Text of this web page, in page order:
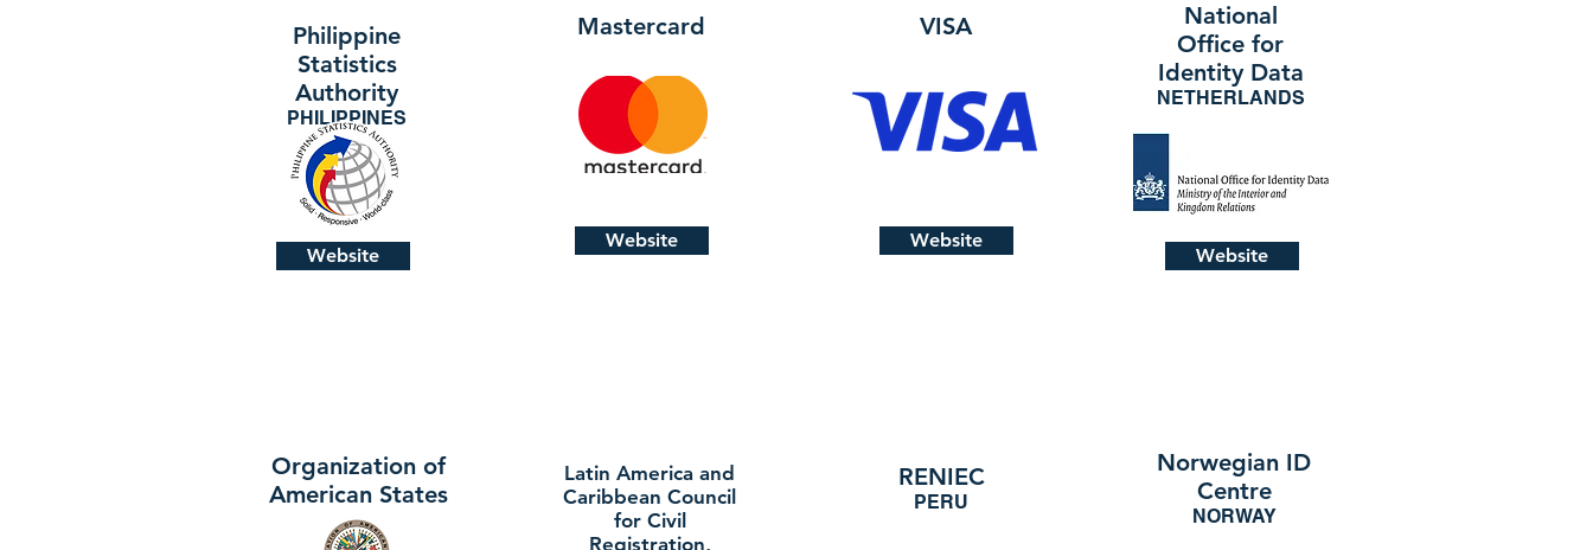
Philippine
Statistics
Authority
PHILIPPINES
Website
Mastercard
Website
VISA
Website
National
Office for
Identity Data
NETHERLANDS
Website
Organization of
American States
Latin America and
Caribbean Council
for Civil
Registration,
RENIEC
PERU
Norwegian ID
Centre
NORWAY